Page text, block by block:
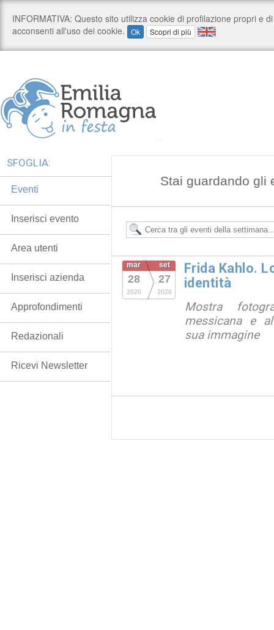
Stai guardando gli
mar
28
2026
set
27
2026
Frida Kahlo.
identità
Mostra
messicana e
sua immagine
SFOGLIA:
Eventi
Inserisci evento
Area utenti
Inserisci azienda
Approfondimenti
Redazionali
Ricevi Newsletter